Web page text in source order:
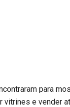
para
e vender